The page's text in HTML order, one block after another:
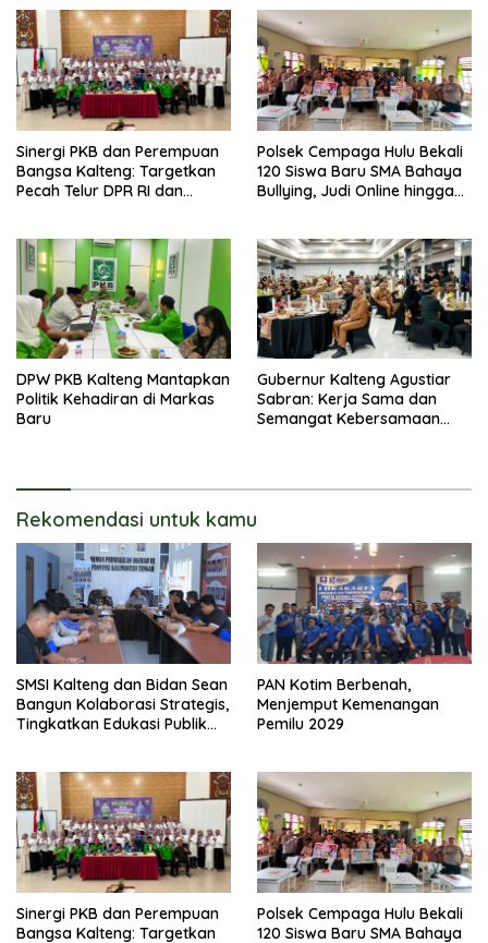
Sinergi PKB dan Perempuan
Bangsa Kalteng: Targetkan
Pecah Telur DPR RI dan
Polsek Cempaga Hulu Bekali
120 Siswa Baru SMA Bahaya
Bullying, Judi Online hingga
DPW PKB Kalteng Mantapkan
Politik Kehadiran di Markas
Baru
Gubernur Kalteng Agustiar
Sabran: Kerja Sama dan
Semangat Kebersamaan
Rekomendasi untuk kamu
SMSI Kalteng dan Bidan Sean
Bangun Kolaborasi Strategis,
Tingkatkan Edukasi Publik
PAN Kotim Berbenah,
Menjemput Kemenangan
Pemilu 2029
Sinergi PKB dan Perempuan
Bangsa Kalteng: Targetkan
Polsek Cempaga Hulu Bekali
120 Siswa Baru SMA Bahaya